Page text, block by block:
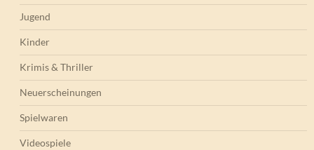
Jugend
Kinder
Krimis & Thriller
Neuerscheinungen
Spielwaren
Videospiele